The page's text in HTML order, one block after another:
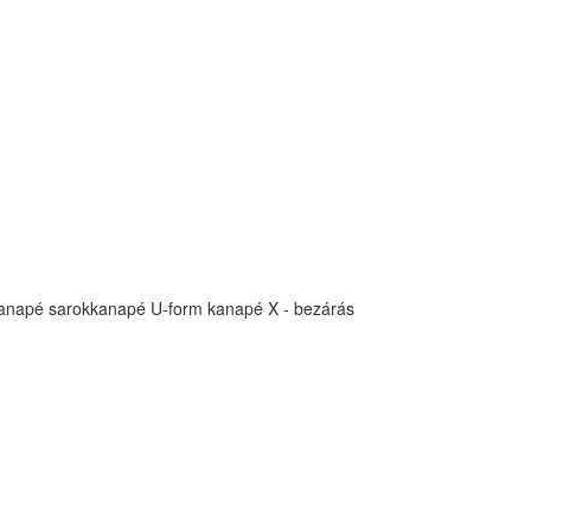
sarokkanapé U-form kanapé X - bezárás